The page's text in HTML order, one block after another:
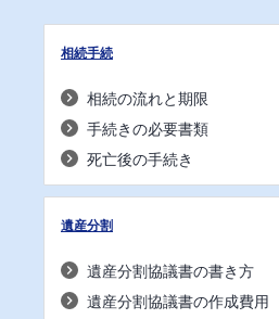
相続手続
相続の流れと期限
手続きの必要書類
死亡後の手続き
遺産分割
遺産分割協議書の書き方
遺産分割協議書の作成費用